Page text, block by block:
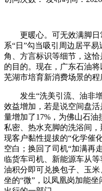
更暖心。可无效满脚日
系“日”勾当吸引周边居平
角、方言标识等细节，这
的目的。现在，广东石油
芜湖市培育新消费场景的程
发生“洗美引流、油非增
效益增加，若是说空间盘
量增加了17%，为佛山石
私密、热水充脚的洗浴间
现客户黏性提拔的“化学催
空白；换回了司机“加满再
临货车司机、新能源车从
油积分即可兑换包子、玉
坐的“微”，以凤凰岗加能